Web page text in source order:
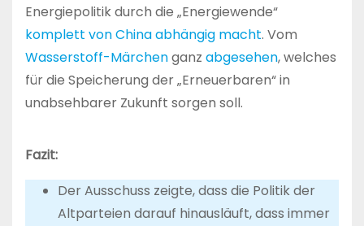
Energiepolitik durch die „Energiewende“
komplett von China abhängig macht. Vom
Wasserstoff-Märchenganz abgesehen, welches
für die Speicherung der „Erneuerbaren“ in
unabsehbarer Zukunft sorgen soll.
Fazit:
Der Ausschuss zeigte, dass die Politik der
Altparteien darauf hinausläuft, dass immer